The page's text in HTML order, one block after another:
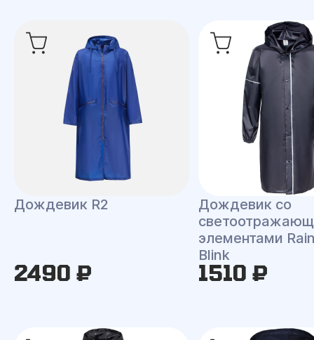
Дождевик R2
2490 ₽
Дождевик со
элементами
Blink
1510 ₽